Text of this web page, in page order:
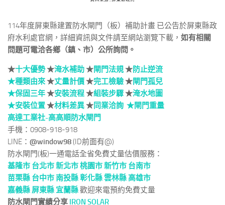
114年度屏東縣建置防水閘門（板）補助計畫 已公告於屏東縣政
府水利處官網，詳細資訊與文件請至網站瀏覽下載， 如有相關
問題可電洽各鄉（鎮、市）公所詢問。
★十大優勢★淹水補助★閘門法規★防止逆流
★種類由來★丈量計價★完工檢驗★閘門孤兒
★保固三年★安裝流程★組裝步驟★淹水地圖
★安裝位置★材料差異★同業洽詢 ★閘門重量
高達工業社-高高順防水閘門
手機：0908-918-918
LINE： @window98(ID前面有@)
防水閘門(板)一通電話全省免費丈量估價服務：
基隆市 台北市 新北市桃園市新竹市 台南市
苗栗縣 台中市南投縣彰化縣雲林縣高雄市
嘉義縣 屏東縣宜蘭縣歡迎來電預約免費丈量
防水閘門實績分享 IRONSOLAR